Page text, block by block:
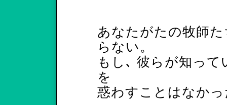
あなたがたの牧師
らない。
もし､ 彼らが知っ
を
惑わすことはなか